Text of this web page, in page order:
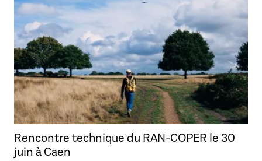
Rencontre technique du RAN-COPER le 30
juin à Caen